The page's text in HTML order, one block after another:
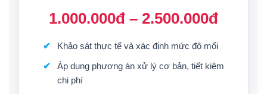
1.000.000đ – 2.500.000đ
Khảo sát thực tế và xác định mức độ mối
Áp dụng phương án xử lý cơ bản, tiết kiệm
chi phí